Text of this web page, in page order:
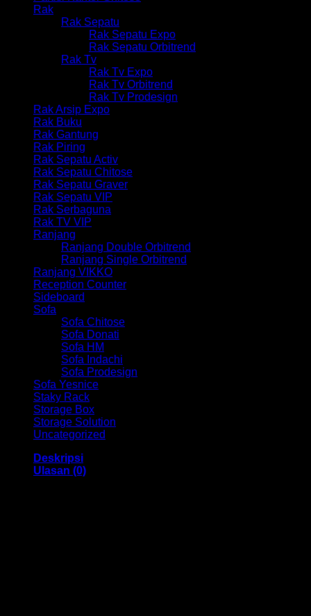
Rak
Rak Sepatu
Rak Sepatu Expo
Rak Sepatu Orbitrend
Rak Tv
Rak Tv Expo
Rak Tv Orbitrend
Rak Tv Prodesign
Rak Arsip Expo
Rak Buku
Rak Gantung
Rak Piring
Rak Sepatu Activ
Rak Sepatu Chitose
Rak Sepatu Graver
Rak Sepatu VIP
Rak Serbaguna
Rak TV VIP
Ranjang
Ranjang Double Orbitrend
Ranjang Single Orbitrend
Ranjang VIKKO
Reception Counter
Sideboard
Sofa
Sofa Chitose
Sofa Donati
Sofa HM
Sofa Indachi
Sofa Prodesign
Sofa Yesnice
Staky Rack
Storage Box
Storage Solution
Uncategorized
Deskripsi
Ulasan (0)